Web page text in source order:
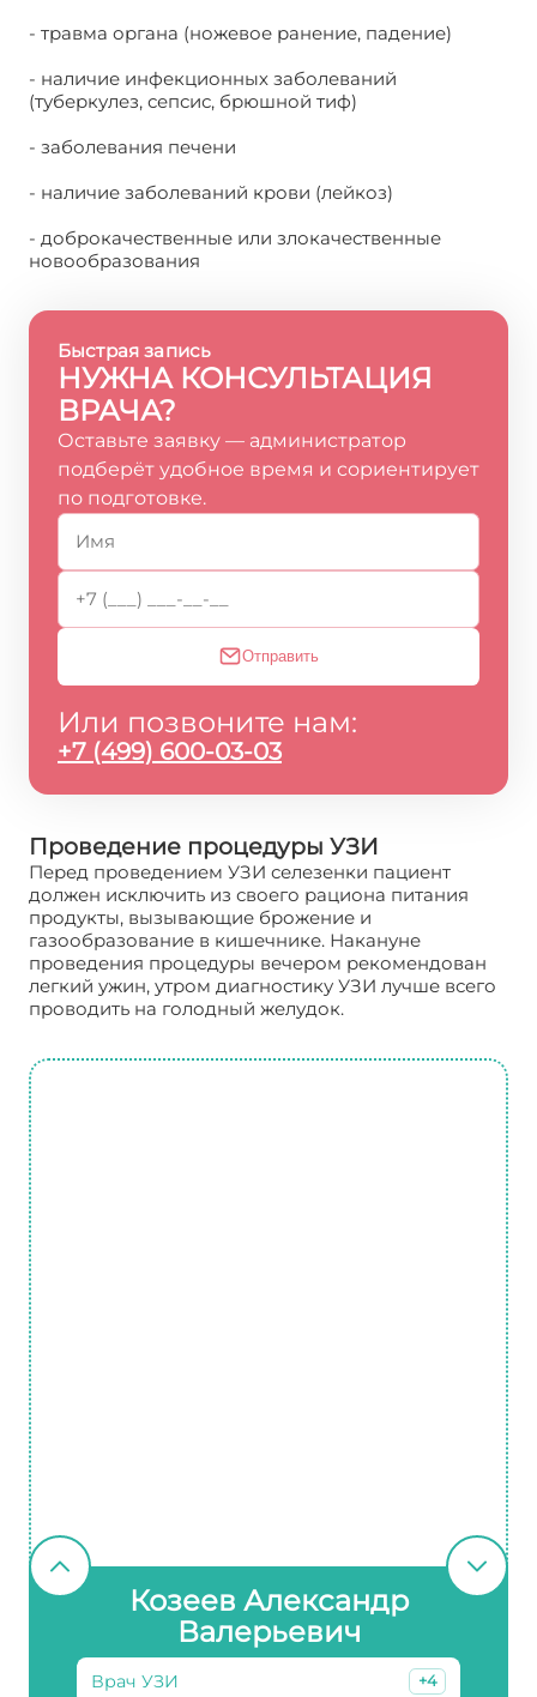
- травма органа (ножевое ранение, падение)
- наличие инфекционных заболеваний
(туберкулез, сепсис, брюшной тиф)
- заболевания печени
- наличие заболеваний крови (лейкоз)
- доброкачественные или злокачественные
новообразования
Быстрая запись
НУЖНА КОНСУЛЬТАЦИЯ
ВРАЧА?
Оставьте заявку — администратор
подберёт удобное время и сориентирует
по подготовке.
Отправить
Или позвоните нам:
+7 (499) 600-03-03
Проведение процедуры УЗИ
Перед проведением УЗИ селезенки пациент
должен исключить из своего рациона питания
продукты, вызывающие брожение и
газообразование в кишечнике. Накануне
проведения процедуры вечером рекомендован
легкий ужин, утром диагностику УЗИ лучше всего
проводить на голодный желудок.
Козеев Александр
Валерьевич
Врач УЗИ +4